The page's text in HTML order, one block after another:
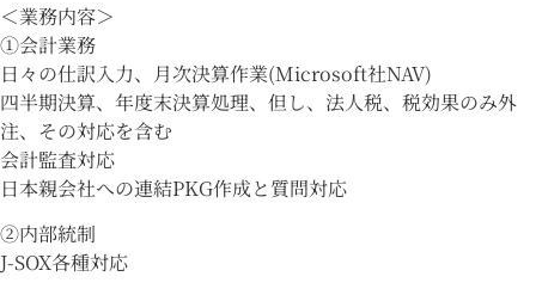
＜業務内容＞
①会計業務
日々の仕訳入力、月次決算作業(Microsoft社NAV)
四半期決算、年度末決算処理、但し、法人税、税効果のみ外
注、その対応を含む
会計監査対応
日本親会社への連結PKG作成と質問対応
②内部統制
J-SOX各種対応